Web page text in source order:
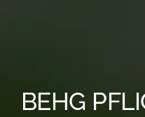
BEHG